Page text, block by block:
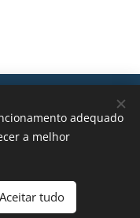
Cookies
adequado
a melhor
Aceitar tudo